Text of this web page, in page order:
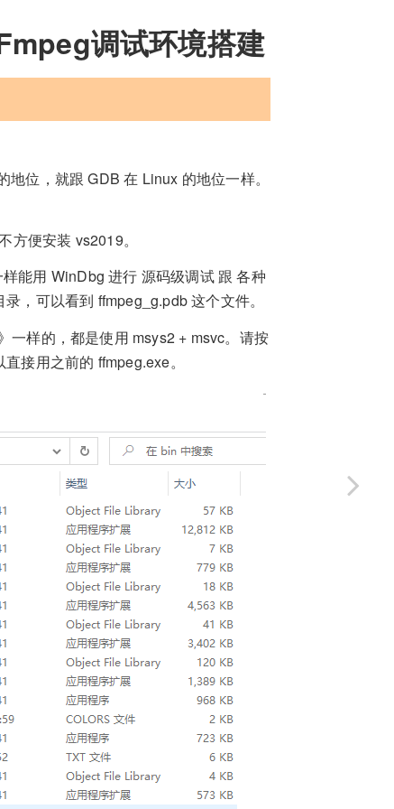
调试环境搭建
地位，就跟 GDB 在 Linux 的地位一样。
便安装 vs2019。
能用 WinDbg 进行 源码级调试 跟 各种
，可以看到 ffmpeg_g.pdb 这个文件。
一样的，都是使用 msys2 + msvc。请按
接用之前的 ffmpeg.exe。